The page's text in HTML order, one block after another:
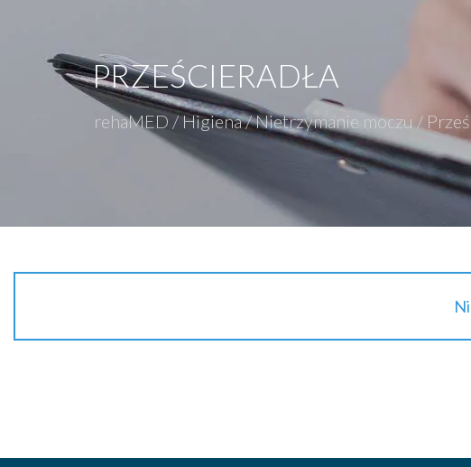
PRZEŚCIERADŁA
rehaMED /Higiena/Nietrzymanie moczu /